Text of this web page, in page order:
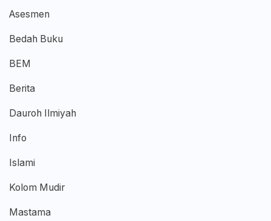
Asesmen
Bedah Buku
BEM
Berita
Dauroh Ilmiyah
Info
Islami
Kolom Mudir
Mastama